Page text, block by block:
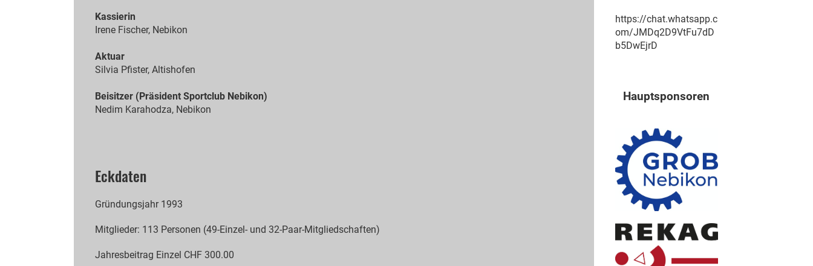
Kassierin
Irene Fischer, Nebikon
Aktuar
Silvia Pfister, Altishofen
Beisitzer (Präsident Sportclub Nebikon)
Nedim Karahodza, Nebikon
Eckdaten
Gründungsjahr 1993
Mitglieder: 113 Personen (49-Einzel- und 32-Paar-Mitgliedschaften)
Jahresbeitrag Einzel CHF 300.00
https://chat.whatsapp.c
om/JMDq2D9VtFu7dD
b5DwEjrD
Hauptsponsoren